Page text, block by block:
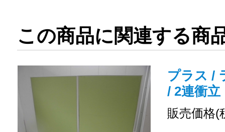
この商品に関連する商
プラス /
/ 2連衝立
販売価格(